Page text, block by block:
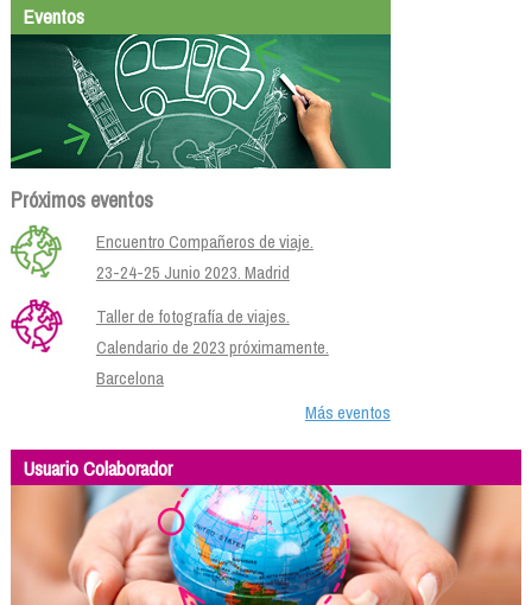
Eventos
Próximos eventos
Encuentro Compañeros de viaje.
23-24-25 Junio 2023. Madrid
Taller de fotografía de viajes.
Calendario de 2023 próximamente.
Barcelona
Más eventos
Usuario Colaborador